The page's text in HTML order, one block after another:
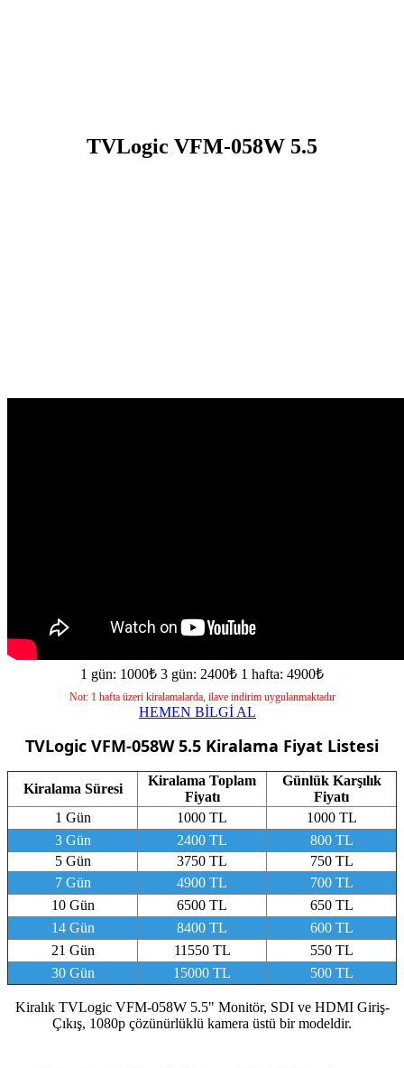
TVLogic VFM-058W 5.5
1 gün: 1000₺ 3 gün: 2400₺ 1 hafta: 4900₺
Not: 1 hafta üzeri kiralamalarda, ilave indirim uygulanmaktadır
HEMEN BİLGİ AL
TVLogic VFM-058W 5.5 Kiralama Fiyat Listesi
Kiralama Süresi
Kiralama Toplam
Fiyatı
Günlük Karşılık
Fiyatı
1 Gün
1000 TL
1000 TL
3 Gün
2400 TL
800 TL
5 Gün
3750 TL
750 TL
7 Gün
4900 TL
700 TL
10 Gün
6500 TL
650 TL
14 Gün
8400 TL
600 TL
21 Gün
11550 TL
550 TL
30 Gün
15000 TL 500 TL
Kiralık TVLogic VFM-058W 5.5" Monitör, SDI ve HDMI Giriş-
Çıkış, 1080p çözünürlüklü kamera üstü bir modeldir.